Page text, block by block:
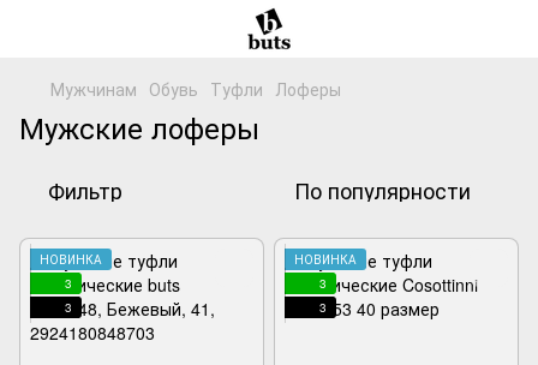
Мужчинам Обувь Туфли Лоферы
Мужские лоферы
Фильтр По популярности
НОВИНКА
3
3
НОВИНКА
3
3